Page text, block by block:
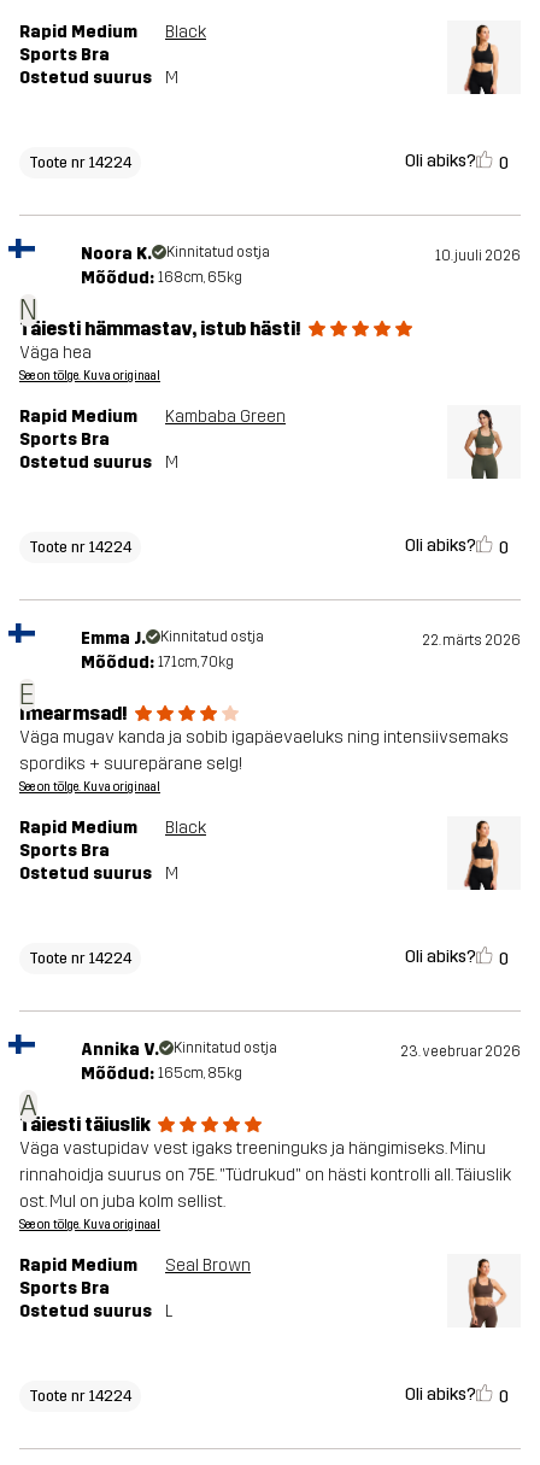
Rapid Medium
Sports Bra
Black
Ostetud suurus M
Toote nr 14224 Oli abiks? 0
N
Noora K. Kinnitatud ostja 10. juuli 2026
Mõõdud: 168cm, 65kg
Täiesti hämmastav, istub hästi!
Väga hea
See on tõlge. Kuva originaal
Rapid Medium
Sports Bra
Kambaba Green
Ostetud suurus M
Toote nr 14224 Oli abiks? 0
E
Emma J. Kinnitatud ostja 22. märts 2026
Mõõdud: 171cm, 70kg
Imearmsad!
Väga mugav kanda ja sobib igapäevaeluks ning intensiivsemaks
spordiks + suurepärane selg!
See on tõlge. Kuva originaal
Rapid Medium
Sports Bra
Black
Ostetud suurus M
Toote nr 14224 Oli abiks? 0
A
Annika V. Kinnitatud ostja 23. veebruar 2026
Mõõdud: 165cm, 85kg
Täiesti täiuslik
Väga vastupidav vest igaks treeninguks ja hängimiseks. Minu
rinnahoidja suurus on 75E. "Tüdrukud" on hästi kontrolli all. Täiuslik
ost. Mul on juba kolm sellist.
See on tõlge. Kuva originaal
Rapid Medium
Sports Bra
Seal Brown
Ostetud suurus L
Toote nr 14224 Oli abiks? 0